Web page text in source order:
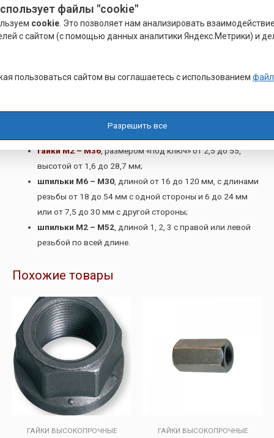
от 6 до 220 мм;
винты М3 – М16с потайной головкой и внутренним
отверстием под шестигранник с размером «под ключ» 2
нарезанной части от 12 до 38 мм;
гайки М2 – М36, размером «под ключ» от 2,5 до 55,
высотой от 1,6 до 28,7 мм;
шпильки М6 – М30, длиной от 16 до 120 мм, с длинами
резьбы от 18 до 54 мм с одной стороны и 6 до 24 мм
или от 7,5 до 30 мм с другой стороны;
шпильки М2 – М52, длиной 1, 2, 3 с правой или левой
резьбой по всей длине.
Похожие товары
ГАЙКИ ВЫСОКОПРОЧНЫЕ ГАЙКИ ВЫСОКОПРОЧНЫЕ
файлы "cookie"
cookie . Это позволяет нам анализировать
с сайтом (с помощью данных аналитики Яндекс.Метрики) и
пользоваться сайтом вы соглашаетесь с использованием
Разрешить все